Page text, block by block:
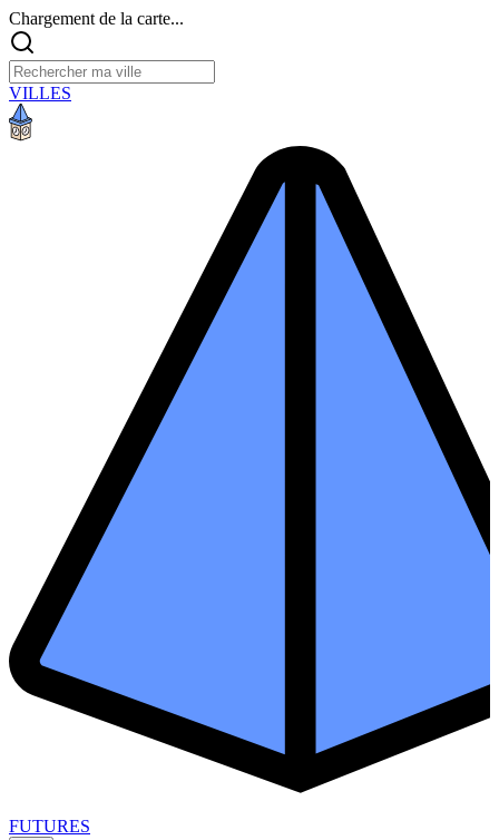
Chargement de la carte...
VILLES
FUTURES